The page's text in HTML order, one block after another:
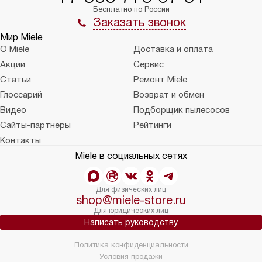
Бесплатно по России
Заказать звонок
Мир Miele
О Miele
Доставка и оплата
Акции
Сервис
Статьи
Ремонт Miele
Глоссарий
Возврат и обмен
Видео
Подборщик пылесосов
Сайты-партнеры
Рейтинги
Контакты
Miele в социальных сетях
Для физических лиц
shop@miele-store.ru
Для юридических лиц
Написать руководству
Политика конфиденциальности
Условия продажи